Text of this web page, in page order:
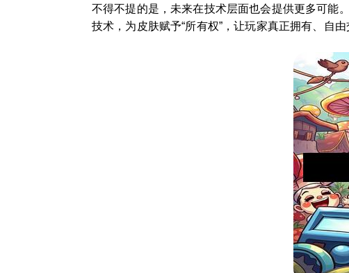
不得不提的是，未来在技术层面也会提供更多可能
技术，为皮肤赋予“所有权”，让玩家真正拥有、自由